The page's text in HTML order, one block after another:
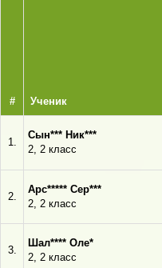
# Ученик
1.
Сын*** Ник***
2, 2 класс
2.
Арс***** Сер***
2, 2 класс
3.
Шал**** Оле*
2, 2 класс